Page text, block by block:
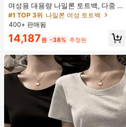
여성용 대용량 나일론 토트백, 다중 지
퍼 포켓, 방수 숄더 핸드백, 사무실 노
트북, 일상 출퇴근, 쇼핑에 적합
#1 TOP 3위 나일론 여성 토트백
400+ 판매됨
14,187원 -38% 추정된